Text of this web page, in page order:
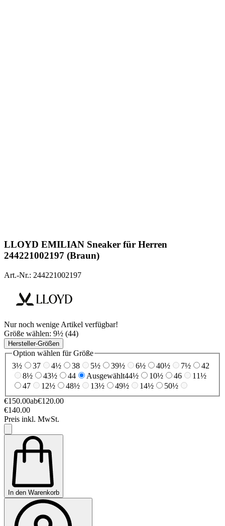
LLOYD EMILIAN Sneaker für Herren
244221002197 (Braun)
Art.-Nr.: 244221002197
Nur noch wenige Artikel verfügbar!
Größe wählen: 9½ (44)
Hersteller-Größen
Option wählen für Größe
3½
37 4½ 38 5½ 39½ 6½ 40½ 7½
42
8½
43½ 44 Ausgewählt44½ 10½ 46
11½
47
12½ 48½ 13½ 49½ 14½
50½
€150.00ab€120.00
€140.00
Preis inkl. MwSt.
In den Warenkorb